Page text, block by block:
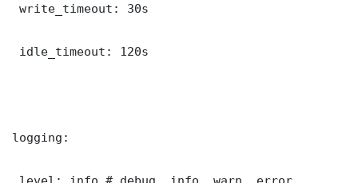
write_timeout: 30s
idle_timeout: 120s
logging:
level: info # debug, info, warn, error